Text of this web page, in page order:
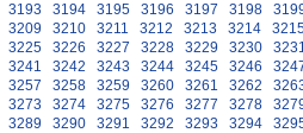
3193 3194 3195 3196 3197 3198
3209 3210 3211 3212 3213 3214
3225 3226 3227 3228 3229 3230
3241 3242 3243 3244 3245 3246
3257 3258 3259 3260 3261 3262
3273 3274 3275 3276 3277 3278
3289 3290 3291 3292 3293 3294